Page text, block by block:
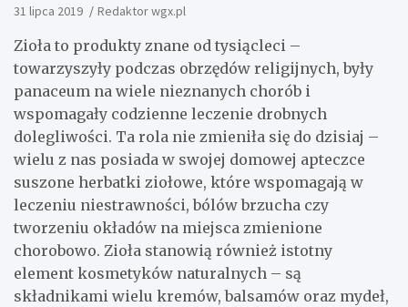
31 lipca 2019 Redaktor wgx.pl
Zioła to produkty znane od tysiącleci –
towarzyszyły podczas obrzędów religijnych, były
panaceum na wiele nieznanych chorób i
wspomagały codzienne leczenie drobnych
dolegliwości. Ta rola nie zmieniła się do dzisiaj –
wielu z nas posiada w swojej domowej apteczce
suszone herbatki ziołowe, które wspomagają w
leczeniu niestrawności, bólów brzucha czy
tworzeniu okładów na miejsca zmienione
chorobowo. Zioła stanowią również istotny
element kosmetyków naturalnych – są
składnikami wielu kremów, balsamów oraz mydeł,